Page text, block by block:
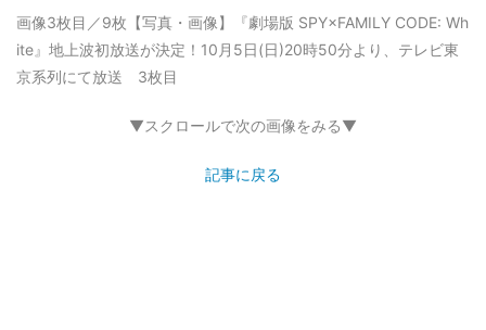
画像3枚目／9枚 【写真・画像】『劇場版 SPY×FAMILY CODE: Wh
ite』地上波初放送が決定！10月5日(日)20時50分より、テレビ東
京系列にて放送 3枚目
▼スクロールで次の画像をみる▼
記事に戻る